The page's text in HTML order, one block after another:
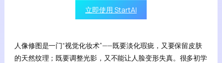
立即使用 StartAI
人像修图是一门“视觉化妆术”——既要淡化瑕疵，又要保留皮肤
的天然纹理；既要调整光影，又不能让人脸变形失真。很多初学